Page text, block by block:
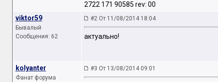
2722 171 90585 rev: 00
viktor59
Бывалый
Сообщения: 62
#2 От 11/08/2014 18:04
актуально!
kolyanter
Фанат форума
#3 От 13/08/2014 09:01